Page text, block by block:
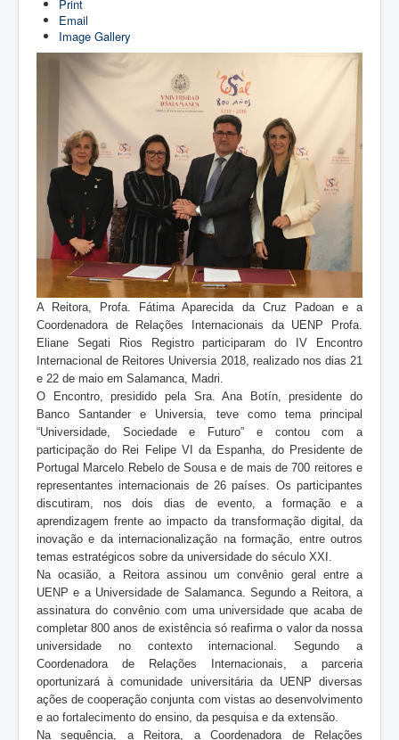
Print
Email
Image Gallery
A Reitora, Profa. Fátima Aparecida da Cruz Padoan e a
Coordenadora de Relações Internacionais da UENP Profa.
Eliane Segati Rios Registro participaram do IV Encontro
Internacional de Reitores Universia 2018, realizado nos dias 21
e 22 de maio em Salamanca, Madri.
O Encontro, presidido pela Sra. Ana Botín, presidente do
Banco Santander e Universia, teve como tema principal
“Universidade, Sociedade e Futuro” e contou com a
participação do Rei Felipe VI da Espanha, do Presidente de
Portugal Marcelo Rebelo de Sousa e de mais de 700 reitores e
representantes internacionais de 26 países. Os participantes
discutiram, nos dois dias de evento, a formação e a
aprendizagem frente ao impacto da transformação digital, da
inovação e da internacionalização na formação, entre outros
temas estratégicos sobre da universidade do século XXI.
Na ocasião, a Reitora assinou um convênio geral entre a
UENP e a Universidade de Salamanca. Segundo a Reitora, a
assinatura do convênio com uma universidade que acaba de
completar 800 anos de existência só reafirma o valor da nossa
universidade no contexto internacional. Segundo a
Coordenadora de Relações Internacionais, a parceria
oportunizará à comunidade universitária da UENP diversas
ações de cooperação conjunta com vistas ao desenvolvimento
e ao fortalecimento do ensino, da pesquisa e da extensão.
Na sequência, a Reitora, a Coordenadora de Relações